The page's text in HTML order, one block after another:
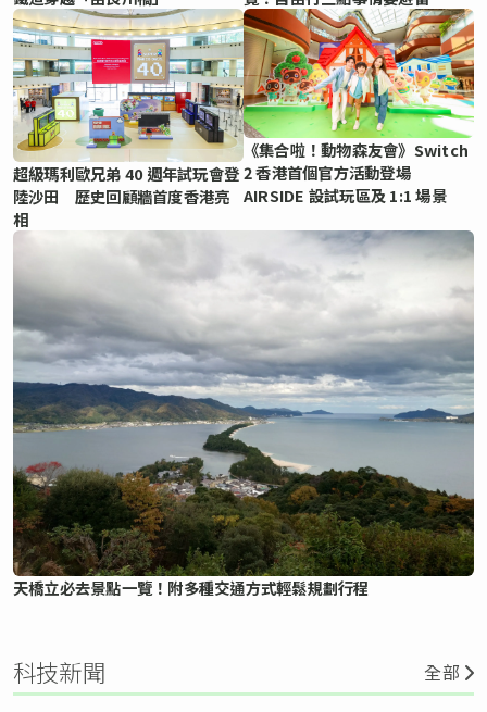
超級瑪利歐兄弟 40 週年試玩會登
陸沙田 歷史回顧牆首度香港亮
相
《集合啦！動物森友會》Switch
2 香港首個官方活動登場
AIRSIDE 設試玩區及 1:1 場景
天橋立必去景點一覽！附多種交通方式輕鬆規劃行程
科技新聞 全部